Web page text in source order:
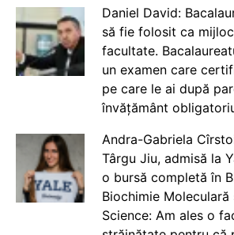
Daniel David:
să fie folosit ca
facultate.
un examen care
pe care le ai după
învățământ
Andra-Gabriela
Târgu Jiu, admisă la
o bursă completă în
Biochimie
Science: Am ales o